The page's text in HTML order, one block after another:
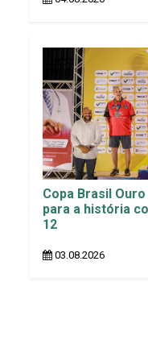
Copa Brasil
para a história
12
03.08.2026